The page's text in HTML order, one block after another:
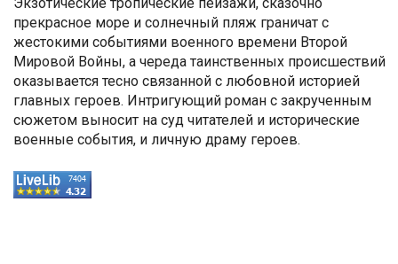
прекрасное море и солнечный пляж граничат с
жестокими событиями военного времени Второй
Мировой Войны, а череда таинственных происшествий
оказывается тесно связанной с любовной историей
главных героев. Интригующий роман с закрученным
сюжетом выносит на суд читателей и исторические
военные события, и личную драму героев.